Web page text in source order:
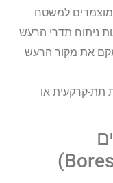
מוצמדים למשטח
ניתוח תדרי הרעש
למקם את מקור הרעש
תת-קרקעית או